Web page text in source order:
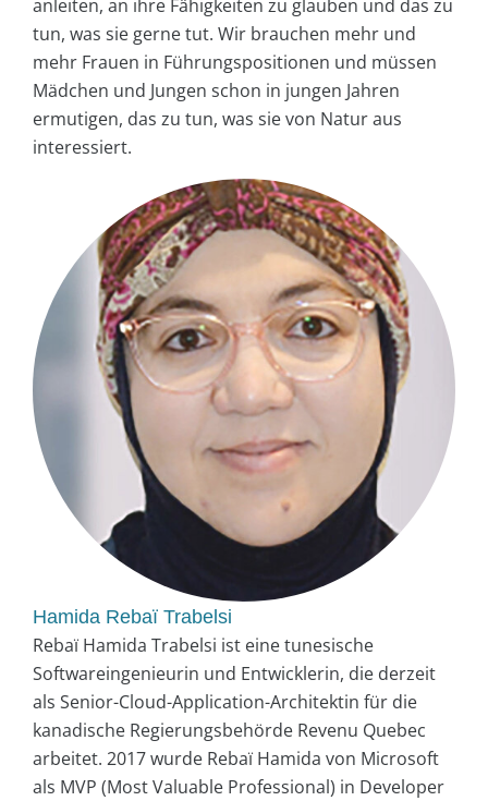
anleiten, an ihre Fähigkeiten zu glauben und das zu
tun, was sie gerne tut. Wir brauchen mehr und
mehr Frauen in Führungspositionen und müssen
Mädchen und Jungen schon in jungen Jahren
ermutigen, das zu tun, was sie von Natur aus
interessiert.
Hamida Rebaï Trabelsi
Rebaï Hamida Trabelsi ist eine tunesische
Softwareingenieurin und Entwicklerin, die derzeit
als Senior-Cloud-Application-Architektin für die
kanadische Regierungsbehörde Revenu Quebec
arbeitet. 2017 wurde Rebaï Hamida von Microsoft
als MVP (Most Valuable Professional) in Developer